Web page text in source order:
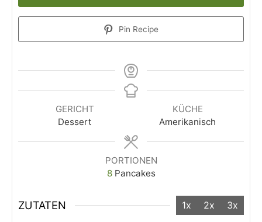
Pin Recipe
GERICHT
Dessert
KÜCHE
Amerikanisch
PORTIONEN
8 Pancakes
ZUTATEN 1x 2x 3x